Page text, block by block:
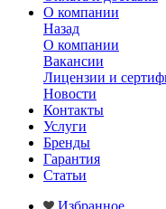
О компании
Назад
О компании
Вакансии
Лицензии и
Новости
Контакты
Услуги
Бренды
Гарантия
Статьи
Избранное